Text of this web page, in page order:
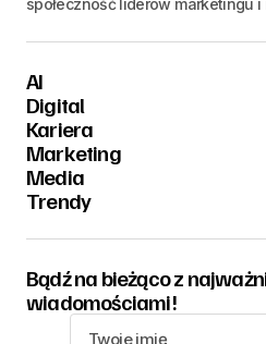
AI
Digital
Kariera
Marketing
Media
Trendy
Bądź na bieżąco z
wiadomościami!